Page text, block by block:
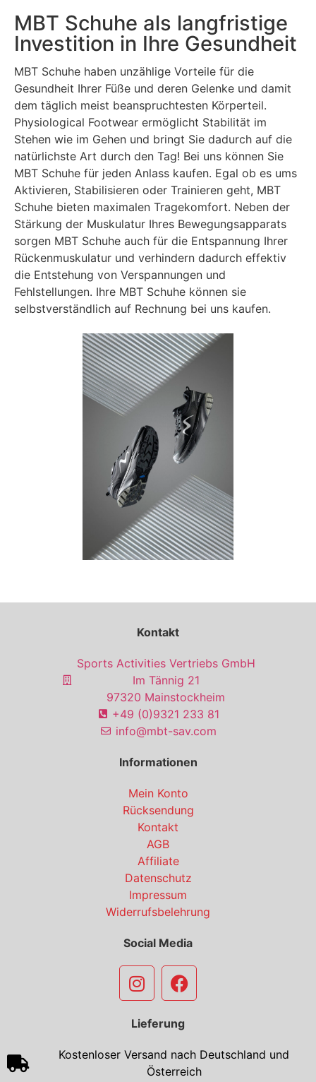
MBT Schuhe als langfristige
Investition in Ihre Gesundheit
MBT Schuhe haben unzählige Vorteile für die
Gesundheit Ihrer Füße und deren Gelenke und damit
dem täglich meist beanspruchtesten Körperteil.
Physiological Footwear ermöglicht Stabilität im
Stehen wie im Gehen und bringt Sie dadurch auf die
natürlichste Art durch den Tag! Bei uns können Sie
MBT Schuhe für jeden Anlass kaufen. Egal ob es ums
Aktivieren, Stabilisieren oder Trainieren geht, MBT
Schuhe bieten maximalen Tragekomfort. Neben der
Stärkung der Muskulatur Ihres Bewegungsapparats
sorgen MBT Schuhe auch für die Entspannung Ihrer
Rückenmuskulatur und verhindern dadurch effektiv
die Entstehung von Verspannungen und
Fehlstellungen. Ihre MBT Schuhe können sie
selbstverständlich auf Rechnung bei uns kaufen.
Kontakt
Sports Activities Vertriebs GmbH
Im Tännig 21
97320 Mainstockheim
+49 (0)9321 233 81
info@mbt-sav.com
Informationen
Mein Konto
Rücksendung
Kontakt
AGB
Affiliate
Datenschutz
Impressum
Widerrufsbelehrung
Social Media
Lieferung
Kostenloser Versand nach Deutschland und
Österreich